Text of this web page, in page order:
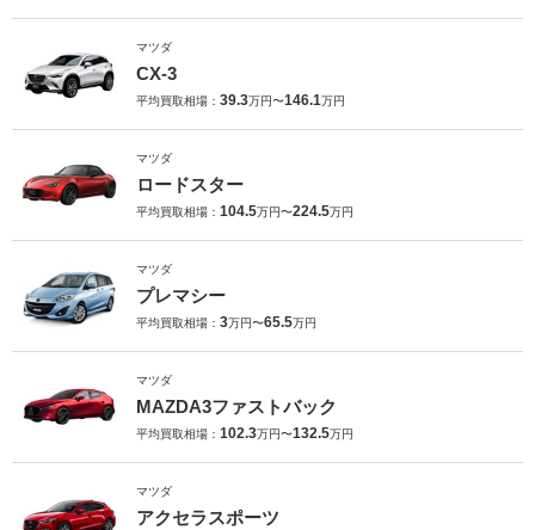
マツダ
CX-3
平均買取相場： 39.3万円〜146.1万円
マツダ
ロードスター
平均買取相場： 104.5万円〜224.5万円
マツダ
プレマシー
平均買取相場： 3万円〜65.5万円
マツダ
MAZDA3ファストバック
平均買取相場： 102.3万円〜132.5万円
マツダ
アクセラスポーツ